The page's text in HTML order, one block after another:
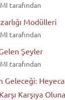
tarafından
Modülleri
tarafından
Şeyler
tarafından
Geleceği:
Karşıya